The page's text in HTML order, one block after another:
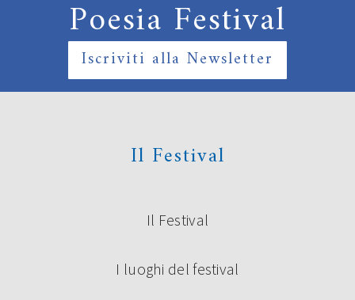
Poesia Festival
Iscriviti alla Newsletter
Il Festival
Il Festival
I luoghi del festival